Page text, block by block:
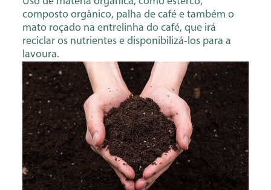
composto orgânico, palha de café e também o
mato roçado na entrelinha do café, que irá
reciclar os nutrientes e disponibilizá-los para a
lavoura.